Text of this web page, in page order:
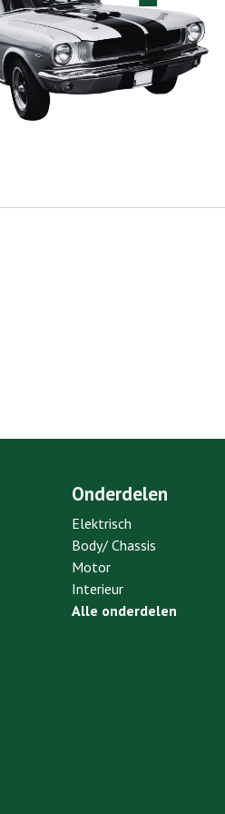
Onderdelen
Elektrisch
Body/ Chassis
Motor
Interieur
Alle onderdelen